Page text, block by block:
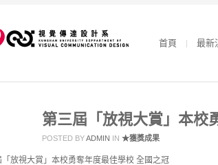
首頁 最新
第三屆「放視大賞」本校
POSTED BYADMIN IN ★獲獎成果